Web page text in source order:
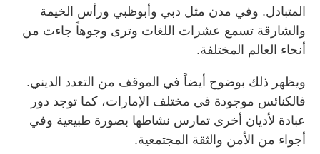
المتبادل. وفي مدن مثل دبي وأبوظبي ورأس الخيمة
والشارقة تسمع عشرات اللغات وترى وجوهاً جاءت من
أنحاء العالم المختلفة.
ويظهر ذلك بوضوح أيضاً في الموقف من التعدد الديني.
فالكنائس موجودة في مختلف الإمارات، كما توجد دور
عبادة لأديان أخرى تمارس نشاطها بصورة طبيعية وفي
أجواء من الأمن والثقة المجتمعية.